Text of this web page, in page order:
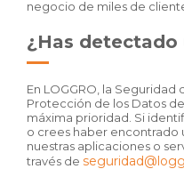
negocio de miles de
¿Has detectado
En LOGGRO, la
Protección de los Datos
máxima prioridad. Si
o crees haber encontrado
nuestras aplicaciones o
través de